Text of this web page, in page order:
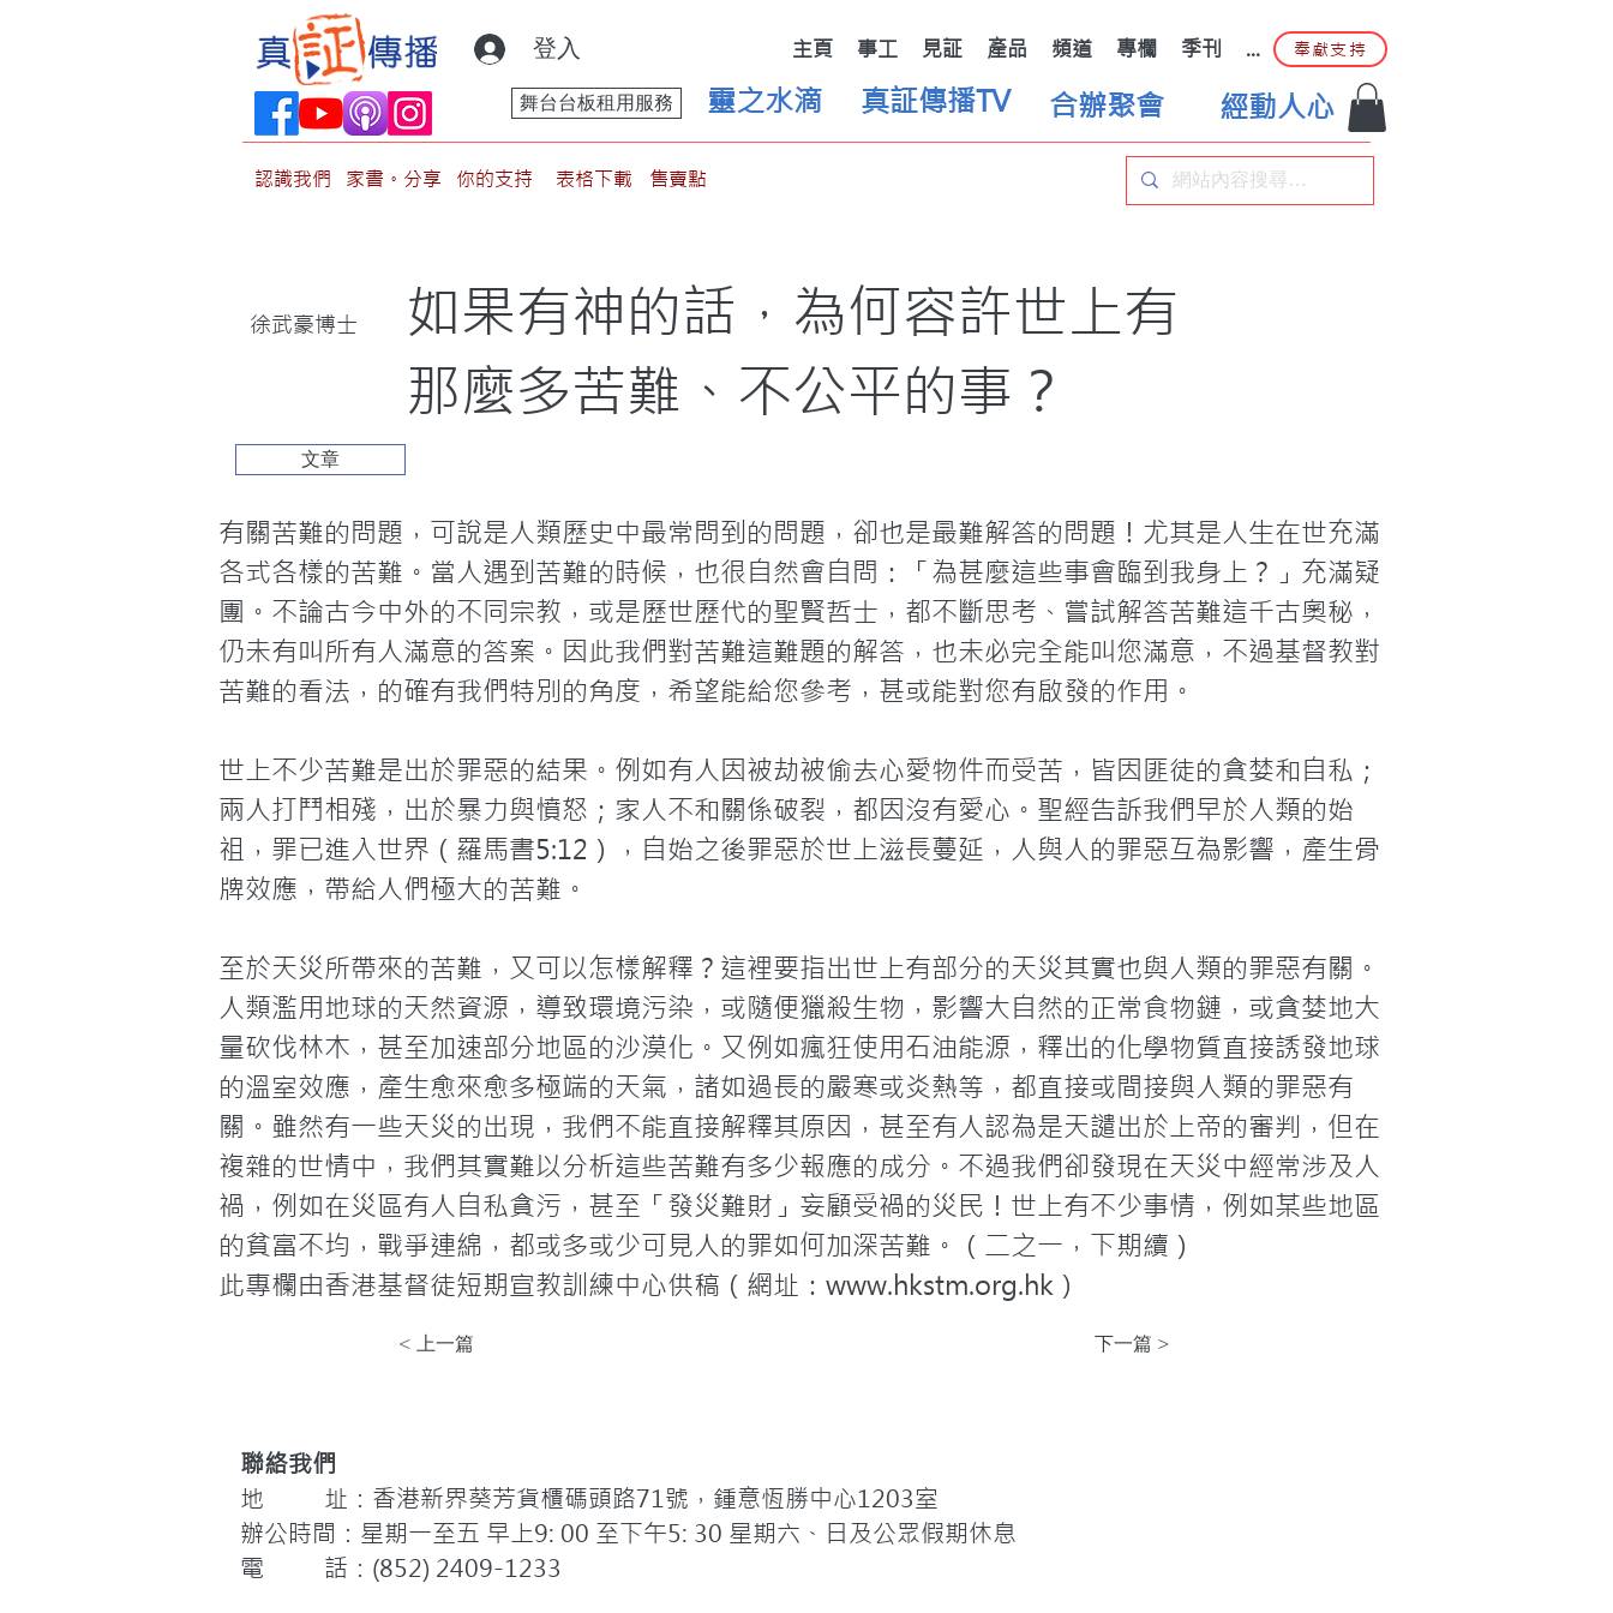
登入 主頁 事工 見証 產品 頻道 專欄 季刊 ... 奉獻支持
靈之水滴
舞台台板租用服務 真証傳播TV 合辦聚會 經動人心
認識我們 家書。分享 你的支持 表格下載 售賣點
徐武豪博士
如果有神的話，為何容許世上有
那麼多苦難、不公平的事？
文章
有關苦難的問題，可說是人類歷史中最常問到的問題，卻也是最難解答的問題！尤其是人生在世充滿
各式各樣的苦難。當人遇到苦難的時候，也很自然會自問：「為甚麼這些事會臨到我身上？」充滿疑
團。不論古今中外的不同宗教，或是歷世歷代的聖賢哲士，都不斷思考、嘗試解答苦難這千古奧秘，
仍未有叫所有人滿意的答案。因此我們對苦難這難題的解答，也未必完全能叫您滿意，不過基督教對
苦難的看法，的確有我們特別的角度，希望能給您參考，甚或能對您有啟發的作用。
世上不少苦難是出於罪惡的結果。例如有人因被劫被偷去心愛物件而受苦，皆因匪徒的貪婪和自私；
兩人打鬥相殘，出於暴力與憤怒；家人不和關係破裂，都因沒有愛心。聖經告訴我們早於人類的始
祖，罪已進入世界（羅馬書5:12），自始之後罪惡於世上滋長蔓延，人與人的罪惡互為影響，產生骨
牌效應，帶給人們極大的苦難。
至於天災所帶來的苦難，又可以怎樣解釋？這裡要指出世上有部分的天災其實也與人類的罪惡有關。
人類濫用地球的天然資源，導致環境污染，或隨便獵殺生物，影響大自然的正常食物鏈，或貪婪地大
量砍伐林木，甚至加速部分地區的沙漠化。又例如瘋狂使用石油能源，釋出的化學物質直接誘發地球
的溫室效應，產生愈來愈多極端的天氣，諸如過長的嚴寒或炎熱等，都直接或間接與人類的罪惡有
關。雖然有一些天災的出現，我們不能直接解釋其原因，甚至有人認為是天譴出於上帝的審判，但在
複雜的世情中，我們其實難以分析這些苦難有多少報應的成分。不過我們卻發現在天災中經常涉及人
禍，例如在災區有人自私貪污，甚至「發災難財」妄顧受禍的災民！世上有不少事情，例如某些地區
的貧富不均，戰爭連綿，都或多或少可見人的罪如何加深苦難。（二之一，下期續）
此專欄由香港基督徒短期宣教訓練中心供稿（網址：www.hkstm.org.hk）
< 上一篇 下一篇 >
聯絡我們
地 址：香港新界葵芳貨櫃碼頭路71號，鍾意恆勝中心1203室
辦公時間：星期一至五 早上9: 00 至下午5: 30 星期六、日及公眾假期休息
電 話：(852) 2409-1233